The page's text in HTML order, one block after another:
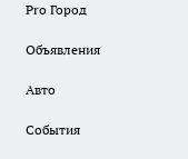
Pro Город
Объявления
Авто
События